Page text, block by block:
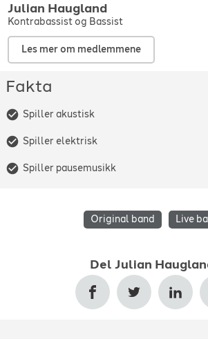
Julian Haugland
Kontrabassist og Bassist
Les mer om medlemmene
Fakta
Spiller akustisk
Spiller elektrisk
Spiller pausemusikk
Original band Live
Del Julian